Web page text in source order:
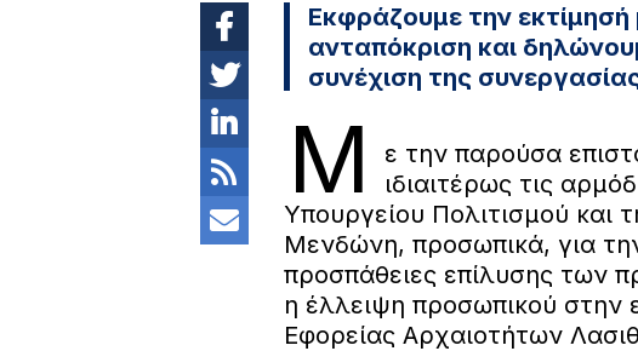
Εκφράζουμε την
ανταπόκριση και
συνέχιση της
Μ
ε την παρούσα
ιδιαιτέρως τις
Υπουργείου Πολιτισμού και
Μενδώνη, προσωπικά, για
προσπάθειες επίλυσης των
η έλλειψη προσωπικού στην
Εφορείας Αρχαιοτήτων